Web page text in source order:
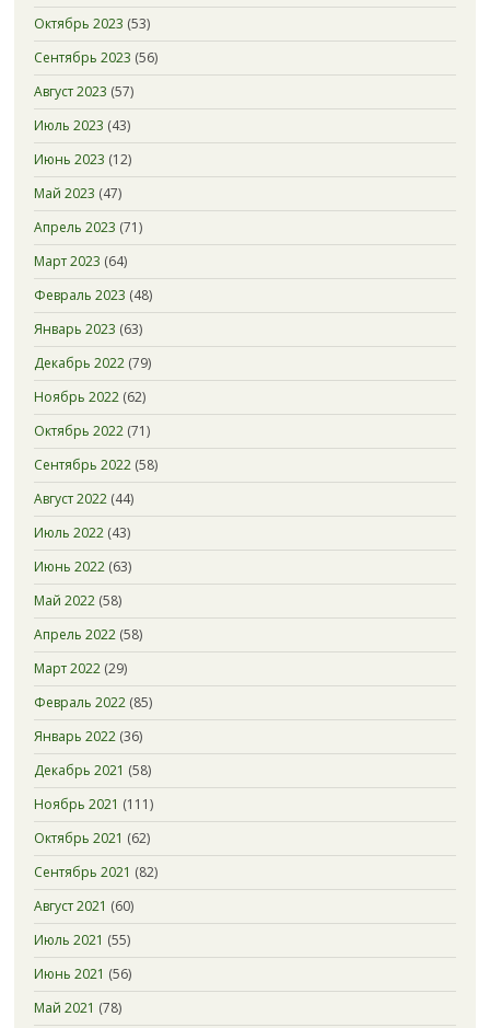
Октябрь 2023 (53)
Сентябрь 2023 (56)
Август 2023 (57)
Июль 2023 (43)
Июнь 2023 (12)
Май 2023 (47)
Апрель 2023 (71)
Март 2023 (64)
Февраль 2023 (48)
Январь 2023 (63)
Декабрь 2022(79)
Ноябрь 2022(62)
Октябрь 2022(71)
Сентябрь 2022(58)
Август 2022(44)
Июль 2022(43)
Июнь 2022(63)
Май 2022(58)
Апрель 2022(58)
Март 2022(29)
Февраль 2022(85)
Январь 2022(36)
Декабрь 2021 (58)
Ноябрь 2021 (111)
Октябрь 2021 (62)
Сентябрь 2021 (82)
Август 2021 (60)
Июль 2021 (55)
Июнь 2021 (56)
Май 2021 (78)